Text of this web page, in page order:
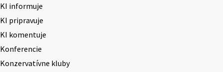
KI informuje
KI pripravuje
KI komentuje
Konferencie
Konzervatívne kluby